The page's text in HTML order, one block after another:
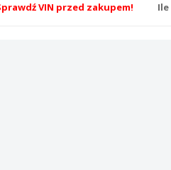
VIN przed zakupem! Ile